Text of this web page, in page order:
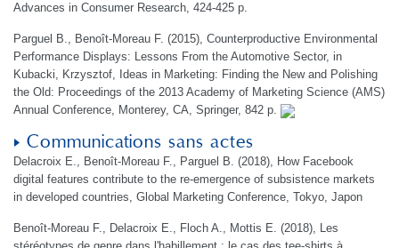
Advances in Consumer Research, 424-425 p.
Parguel B., Benoît-Moreau F. (2015), Counterproductive Environmental
Performance Displays: Lessons From the Automotive Sector, in
Kubacki, Krzysztof, Ideas in Marketing: Finding the New and Polishing
the Old: Proceedings of the 2013 Academy of Marketing Science (AMS)
Annual Conference, Monterey, CA, Springer, 842 p.
Communications sans actes
Delacroix E., Benoît-Moreau F., Parguel B. (2018), How Facebook
digital features contribute to the re-emergence of subsistence markets
in developed countries, Global Marketing Conference, Tokyo, Japon
Benoît-Moreau F., Delacroix E., Floch A., Mottis E. (2018), Les